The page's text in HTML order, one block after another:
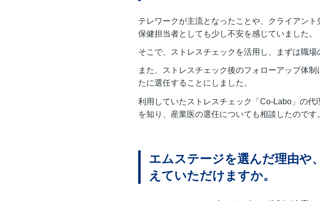
テレワークが主流となったことや、クライアン
保健担当者としても少し不安を感じていました。
そこで、ストレスチェックを活用し、まずは職
また、ストレスチェック後のフォローアップ体
たに選任することにしました。
利用していたストレスチェック「Co-Labo」の
を知り、産業医の選任についても相談したのです
エムステージを選んだ理由や
えていただけますか。